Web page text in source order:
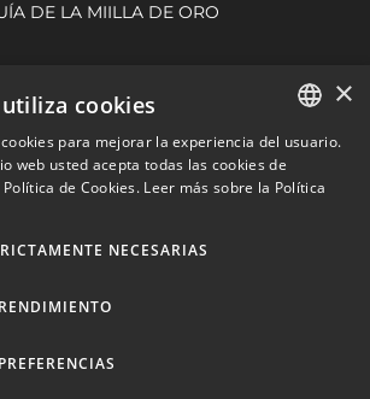
DE LA MIILLA DE ORO
NUEVA ANDALUCÍA
VILLAS EN VENTA
EN VENTA
MARBELLA EAST
VILLAS EN VENTA
SPANISH
×
cookies
para mejorar la experiencia del usuario.
web usted acepta todas las cookies de
de Cookies. Leer más sobre la Política
NECESARIAS